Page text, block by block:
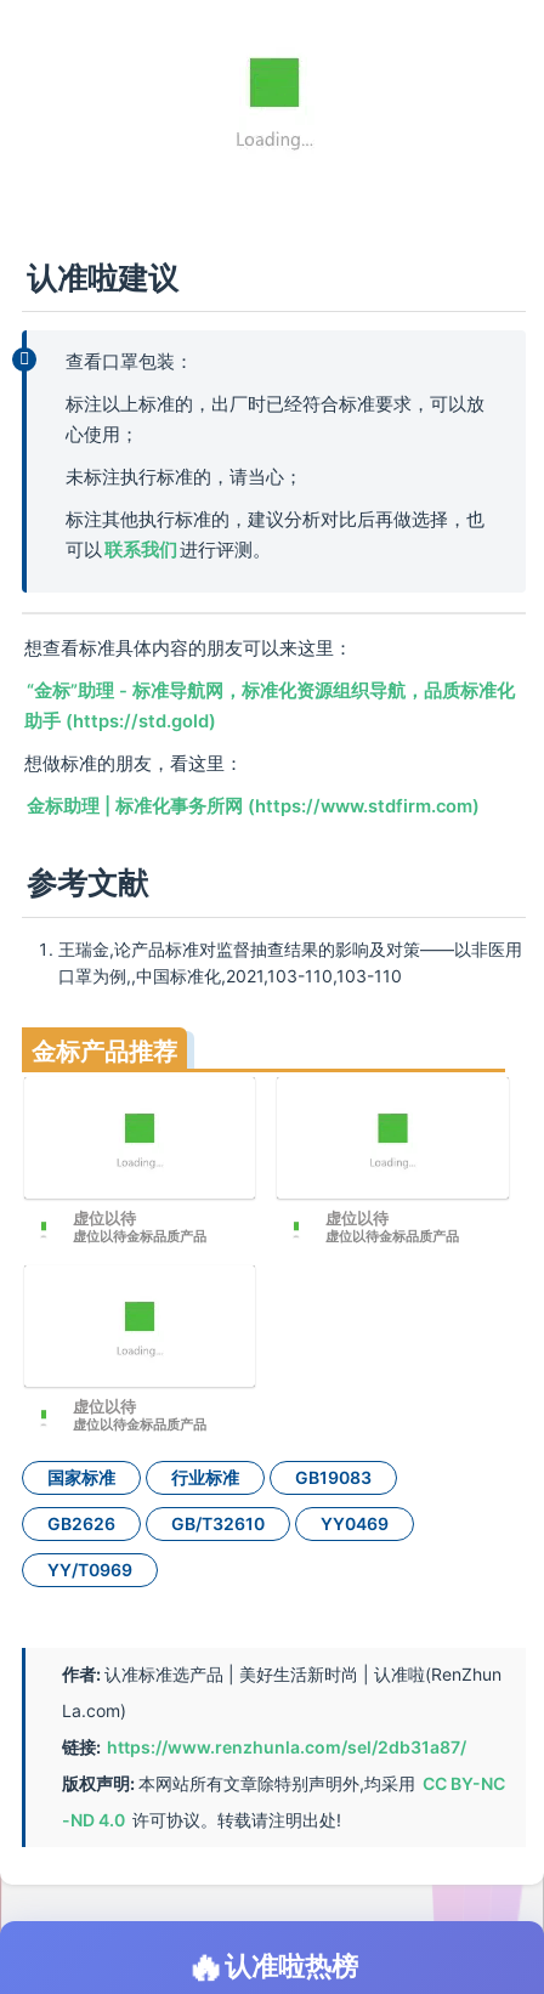
认准啦建议
查看口罩包装：
标注以上标准的，出厂时已经符合标准要求，可以放
心使用；
未标注执行标准的，请当心；
标注其他执行标准的，建议分析对比后再做选择，也
可以联系我们进行评测。
想查看标准具体内容的朋友可以来这里：
“金标”助理 - 标准导航网，标准化资源组织导航，品质标准化
助手 (https://std.gold)
想做标准的朋友，看这里：
金标助理 | 标准化事务所网 (https://www.stdfirm.com)
参考文献
王瑞金,论产品标准对监督抽查结果的影响及对策——以非医用
口罩为例,,中国标准化,2021,103-110,103-110
金标产品推荐
虚位以待
虚位以待金标品质产品
虚位以待
虚位以待金标品质产品
虚位以待
虚位以待金标品质产品
国家标准 行业标准 GB19083
GB2626 GB/T32610 YY0469
YY/T0969
作者:认准标准选产品 | 美好生活新时尚 | 认准啦(RenZhun
La.com)
链接: https://www.renzhunla.com/sel/2db31a87/
版权声明:本网站所有文章除特别声明外,均采用 CC BY-NC
-ND 4.0 许可协议。转载请注明出处!
🔥认准啦热榜